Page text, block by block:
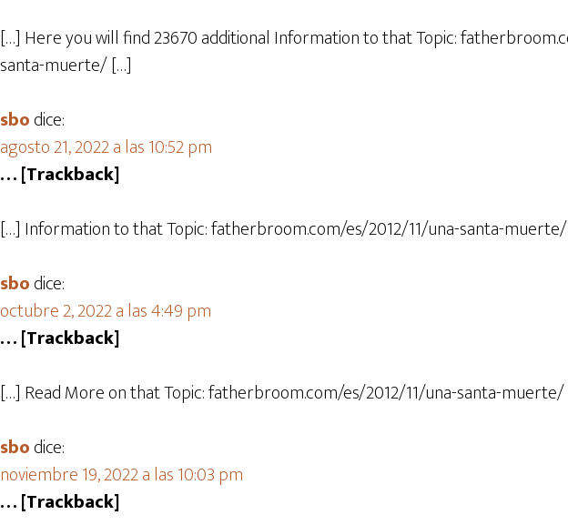
[…] Here you will find 23670 additional Information to that Topic:
santa-muerte/ […]
sbodice:
agosto 21, 2022 a las 10:52 pm
… [Trackback]
[…] Information to that Topic: fatherbroom.com/es/2012/11/una-santa-
sbodice:
octubre 2, 2022 a las 4:49 pm
… [Trackback]
[…] Read More on that Topic: fatherbroom.com/es/2012/11/una-santa-
sbodice:
noviembre 19, 2022 a las 10:03 pm
… [Trackback]